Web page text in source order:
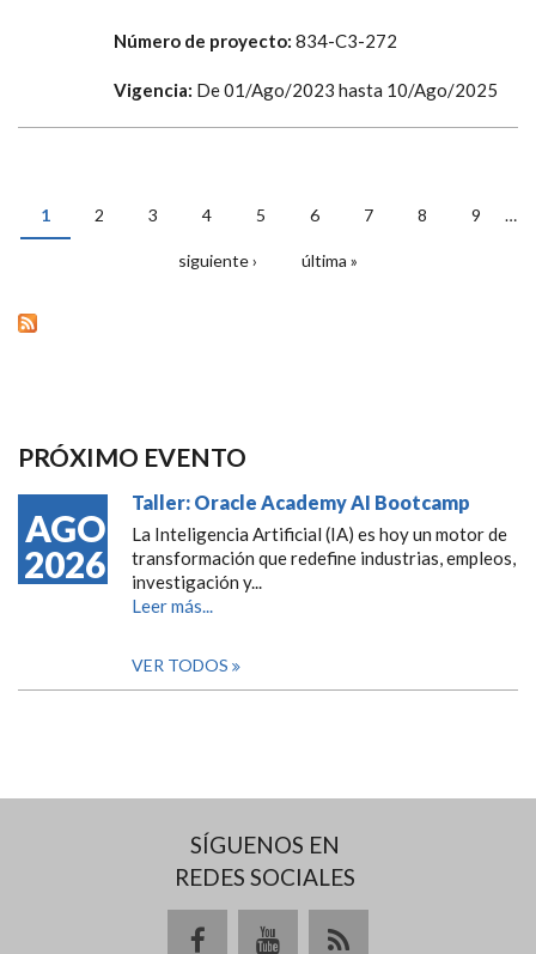
Número de proyecto: 834-C3-272
Vigencia: De01/Ago/2023 hasta 10/Ago/2025
PÁGINAS
1 2 3 4 5 6 7 8 9 …
siguiente › última »
PRÓXIMO EVENTO
AGO
2026
Taller: Oracle Academy AI Bootcamp
La Inteligencia Artificial (IA) es hoy un motor de
transformación que redefine industrias, empleos,
investigación y...
Leer más...
VER TODOS
SÍGUENOS EN
REDES SOCIALES